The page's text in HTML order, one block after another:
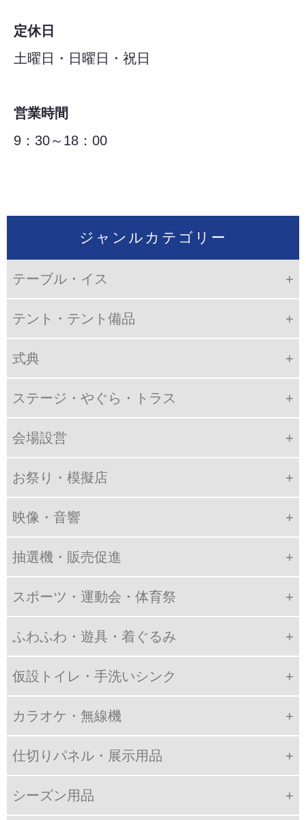
ジャンルカテゴリー
テーブル・イス
テント・テント備品
式典
ステージ・やぐら・トラス
会場設営
お祭り・模擬店
映像・音響
抽選機・販売促進
スポーツ・運動会・体育祭
ふわふわ・遊具・着ぐるみ
仮設トイレ・手洗いシンク
カラオケ・無線機
仕切りパネル・展示用品
シーズン用品
定休日
土曜日・日曜日・祝日
営業時間
9：30～18：00